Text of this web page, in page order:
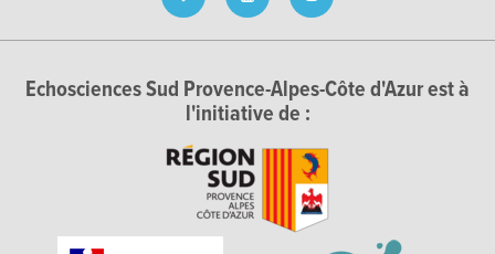
Echosciences Sud Provence-Alpes-Côte d'Azur est à
l'initiative de :